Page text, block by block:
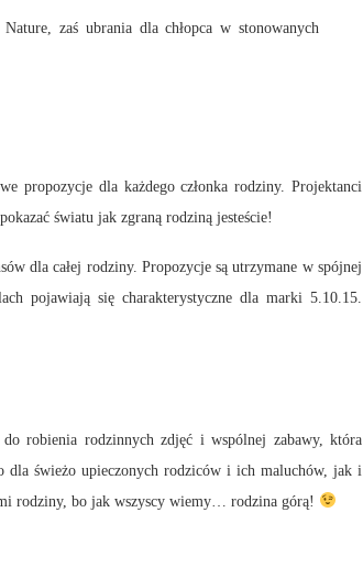
zaś ubrania dla chłopca w stonowanych
propozycje dla każdego członka rodziny. Projektanci
światu jak zgraną rodziną jesteście!
dla całej rodziny. Propozycje są utrzymane w spójnej
pojawiają się charakterystyczne dla marki 5.10.15.
robienia rodzinnych zdjęć i wspólnej zabawy, która
dla świeżo upieczonych rodziców i ich maluchów, jak i
rodziny, bo jak wszyscy wiemy… rodzina górą!